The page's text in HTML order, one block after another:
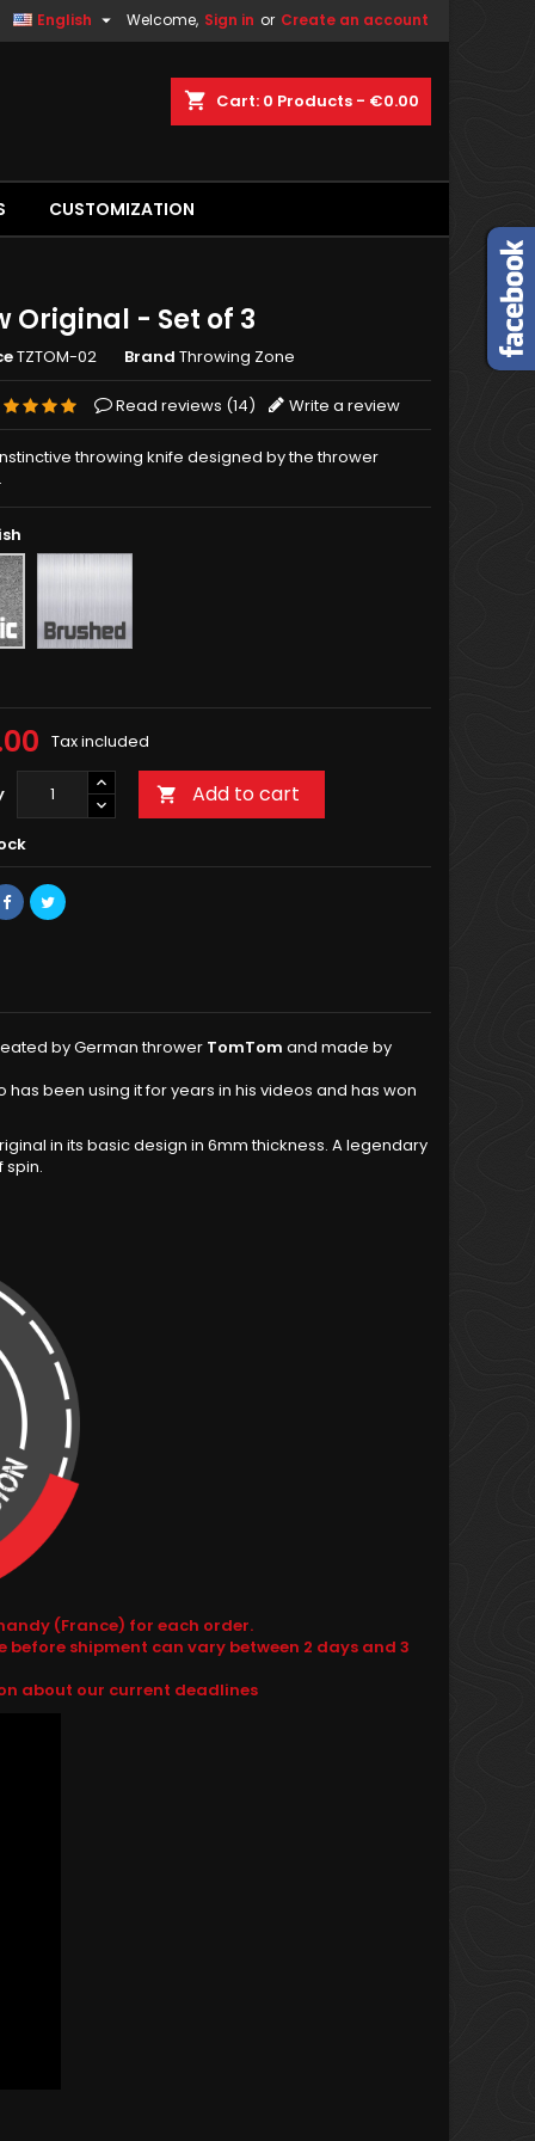
Welcome, Sign in or Create an account
English 
shopping_cart Cart: 0 Products - €0.00
CUSTOMIZATION
Original - Set of 3
TZTOM-02 Brand Throwing Zone
Read reviews (14) Write a review
throwing knife designed by the thrower
Brushed
Tax included
 Add to cart
by German thrower TomTom and made by
has been using it for years in his videos and has won
in its basic design in 6mm thickness. A legendary
spin.
(France) for each order.
shipment can vary between 2 days and 3
about our current deadlines